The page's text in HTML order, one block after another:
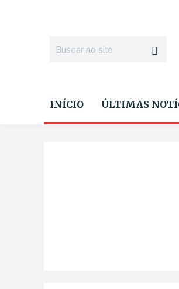
INÍCIO ÚLTIMAS